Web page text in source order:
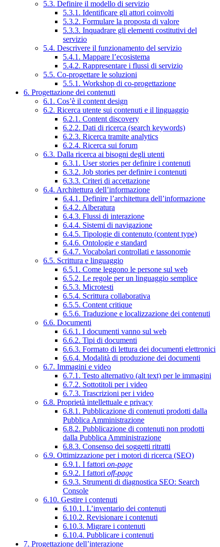
5.3. Definire il modello di servizio
5.3.1. Identificare gli attori coinvolti
5.3.2. Formulare la proposta di valore
5.3.3. Inquadrare gli elementi costitutivi del
servizio
5.4. Descrivere il funzionamento del servizio
5.4.1. Mappare l’ecosistema
5.4.2. Rappresentare i flussi di servizio
5.5. Co-progettare le soluzioni
5.5.1. Workshop di co-progettazione
6. Progettazione dei contenuti
6.1. Cos’è il content design
6.2. Ricerca utente sui contenuti e il linguaggio
6.2.1. Content discovery
6.2.2. Dati di ricerca (search keywords)
6.2.3. Ricerca tramite analytics
6.2.4. Ricerca sui forum
6.3. Dalla ricerca ai bisogni degli utenti
6.3.1. User stories per definire i contenuti
6.3.2. Job stories per definire i contenuti
6.3.3. Criteri di accettazione
6.4. Architettura dell’informazione
6.4.1. Definire l’architettura dell’informazione
6.4.2. Alberatura
6.4.3. Flussi di interazione
6.4.4. Sistemi di navigazione
6.4.5. Tipologie di contenuto (content type)
6.4.6. Ontologie e standard
6.4.7. Vocabolari controllati e tassonomie
6.5. Scrittura e linguaggio
6.5.1. Come leggono le persone sul web
6.5.2. Le regole per un linguaggio semplice
6.5.3. Microtesti
6.5.4. Scrittura collaborativa
6.5.5. Content critique
6.5.6. Traduzione e localizzazione dei contenuti
6.6. Documenti
6.6.1. I documenti vanno sul web
6.6.2. Tipi di documenti
6.6.3. Formato di lettura dei documenti elettronici
6.6.4. Modalità di produzione dei documenti
6.7. Immagini e video
6.7.1. Testo alternativo (alt text) per le immagini
6.7.2. Sottotitoli per i video
6.7.3. Trascrizioni per i video
6.8. Proprietà intellettuale e privacy
6.8.1. Pubblicazione di contenuti prodotti dalla
Pubblica Amministrazione
6.8.2. Pubblicazione di contenuti non prodotti
dalla Pubblica Amministrazione
6.8.3. Consenso dei soggetti ritratti
6.9. Ottimizzazione per i motori di ricerca (SEO)
6.9.1. I fattori on-page
6.9.2. I fattori off-page
6.9.3. Strumenti di diagnostica SEO: Search
Console
6.10. Gestire i contenuti
6.10.1. L’inventario dei contenuti
6.10.2. Revisionare i contenuti
6.10.3. Migrare i contenuti
6.10.4. Pubblicare i contenuti
7. Progettazione dell’interazione